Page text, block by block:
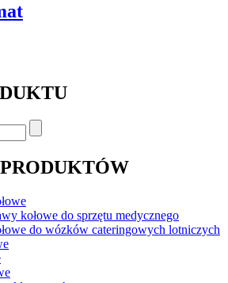
kołowe do sprzętu medycznego
do wózków cateringowych lotniczych